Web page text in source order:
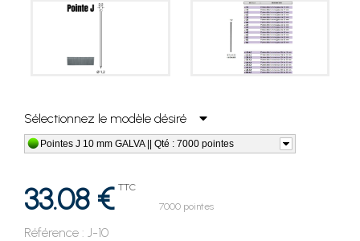
Sélectionnez le modèle désiré
Pointes J 10 mm GALVA || Qté : 7000 pointes
33.08 € TTC
7000 pointes
Référence : J-10